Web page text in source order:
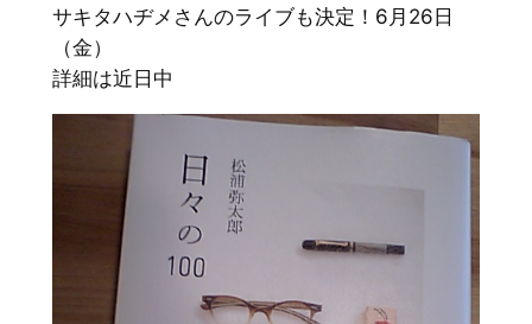
サキタハヂメさんのライブも決定！6月26日
（金）
詳細は近日中